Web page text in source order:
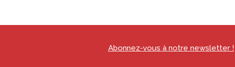
Abonnez-vous à notre newsletter !